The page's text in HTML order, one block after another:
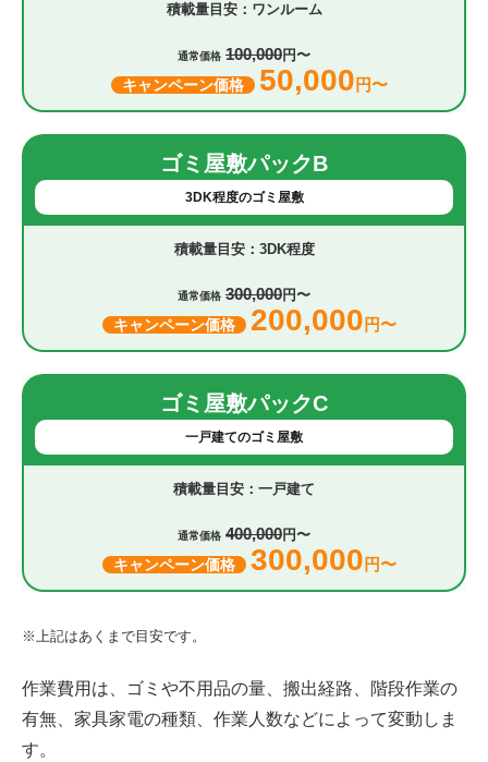
ワンルーム
通常価格 100,000円〜
キャンペーン価格 50,000 円〜
ゴミ屋敷パックB
3DK程度のゴミ屋敷
3DK程度
通常価格 300,000円〜
キャンペーン価格 200,000 円〜
ゴミ屋敷パックC
一戸建てのゴミ屋敷
一戸建て
通常価格 400,000円〜
キャンペーン価格 300,000 円〜
※上記はあくまで目安です。
作業費用は、ゴミや不用品の量、搬出経路、階段作業の
有無、家具家電の種類、作業人数などによって変動しま
す。